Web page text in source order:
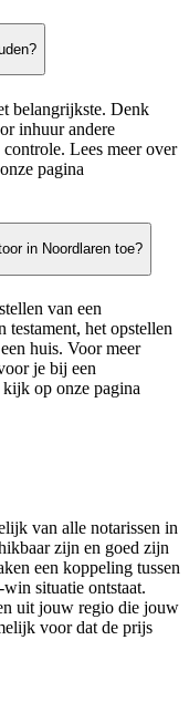
belangrijkste. Denk
inhuur andere
Lees meer over
pagina
in Noordlaren toe?
van een
testament, het opstellen
huis. Voor meer
je bij een
op onze pagina
van alle notarissen in
zijn en goed zijn
een koppeling tussen
situatie ontstaat.
uit jouw regio die jouw
voor dat de prijs